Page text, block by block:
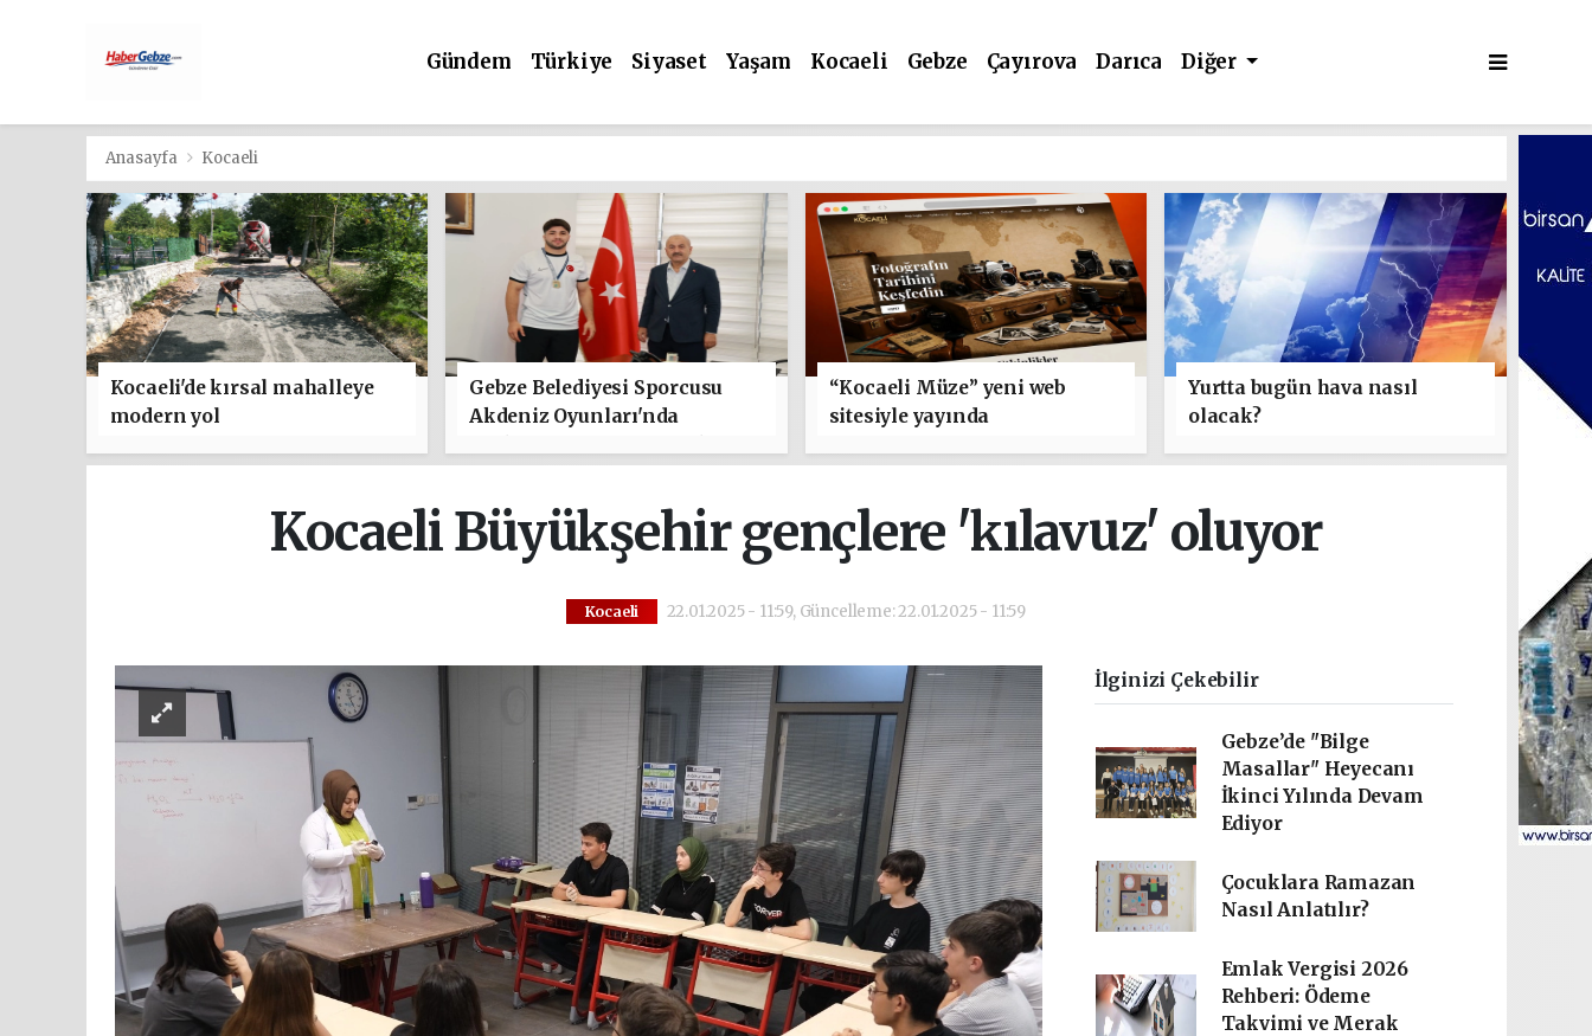
Gündem Türkiye Siyaset Yaşam Kocaeli Gebze Çayırova Darıca Diğer
Anasayfa Kocaeli
Kocaeli'de kırsal mahalleye
modern yol
Gebze Belediyesi Sporcusu
Akdeniz Oyunları'nda
“Kocaeli Müze” yeni web
sitesiyle yayında
Yurtta bugün hava nasıl
olacak?
Kocaeli Büyükşehir gençlere 'kılavuz' oluyor
Kocaeli 22.01.2025 - 11:59, Güncelleme: 22.01.2025 - 11:59
İlginizi Çekebilir
Gebze’de "Bilge
Masallar" Heyecanı
İkinci Yılında Devam
Ediyor
Çocuklara Ramazan
Nasıl Anlatılır?
Emlak Vergisi 2026
Rehberi: Ödeme
Takvimi ve Merak